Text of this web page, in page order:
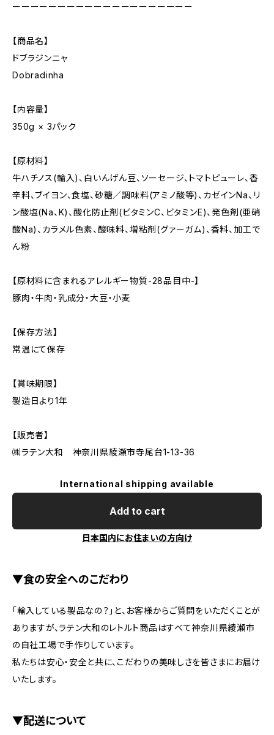
ーーーーーーーーーーーーーーーーーーーー
【商品名】
ドブラジンニャ
Dobradinha
【内容量】
350g × 3パック
【原材料】
牛ハチノス(輸入)、白いんげん豆、ソーセージ、トマトピューレ、香
辛料、ブイヨン、食塩、砂糖／調味料(アミノ酸等)、カゼインNa、リ
ン酸塩(Na、K)、酸化防止剤(ビタミンC、ビタミンE)、発色剤(亜硝
酸Na)、カラメル色素、酸味料、増粘剤(グァーガム)、香料、加工で
ん粉
【原材料に含まれるアレルギー物質-28品目中-】
豚肉・牛肉・乳成分・大豆・小麦
【保存方法】
常温にて保存
【賞味期限】
製造日より1年
【販売者】
㈱ラテン大和 神奈川県綾瀬市寺尾台1-13-36
International shipping available
Add to cart
日本国内にお住まいの方向け
▼食の安全へのこだわり
「輸入している製品なの？」と、お客様からご質問をいただくことが
ありますが、ラテン大和のレトルト商品はすべて神奈川県綾瀬市
の自社工場で手作りしています。
私たちは安心・安全と共に、こだわりの美味しさを皆さまにお届け
いたします。
▼配送について